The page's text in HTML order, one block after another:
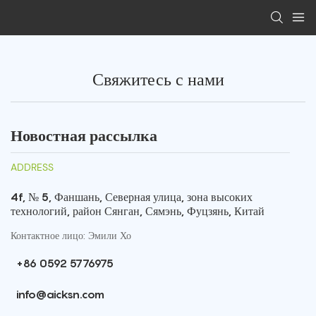
Свяжитесь с нами
Новостная рассылка
ADDRESS
4f, № 5, Фаншань, Северная улица, зона высоких
технологий, район Сянган, Сямэнь, Фуцзянь, Китай
Контактное лицо: Эмили Хо
+86 0592 5776975
info@aicksn.com